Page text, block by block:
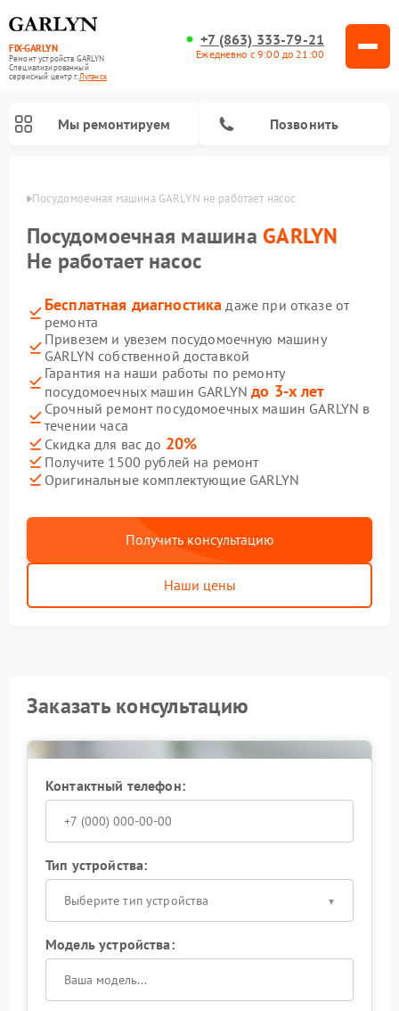
FIX-GARLYN
Ремонт устройств GARLYN
Специализированный
cервисный центр г.Луганск
+7 (863) 333-79-21
Ежедневно с 9:00 до 21:00
Мы ремонтируем Позвонить
Посудомоечная машина GARLYN не работает насос
Посудомоечная машина GARLYN
Не работает насос
Бесплатная диагностика даже при отказе от
ремонта
Привезем и увезем посудомоечную машину
GARLYN собственной доставкой
Гарантия на наши работы по ремонту
посудомоечных машин GARLYNдо 3-х лет
Срочный ремонт посудомоечных машин GARLYN в
течении часа
Скидка для вас до 20%
Получите 1500 рублей на ремонт
Оригинальные комплектующие GARLYN
Получить консультацию
Наши цены
Заказать консультацию
Контактный телефон:
Тип устройства:
Выберите тип устройства
Модель устройства: